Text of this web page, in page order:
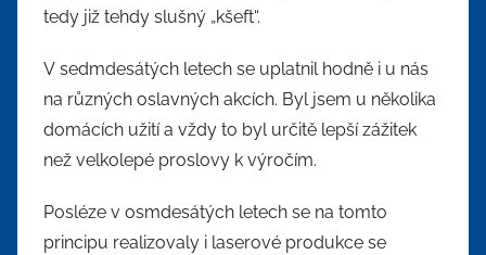
tedy již tehdy slušný „kšeft“.
V sedmdesátých letech se uplatnil hodně i u nás
na různých oslavných akcích. Byl jsem u několika
domácích užití a vždy to byl určitě lepší zážitek
než velkolepé proslovy k výročím.
Posléze v osmdesátých letech se na tomto
principu realizovaly i laserové produkce se